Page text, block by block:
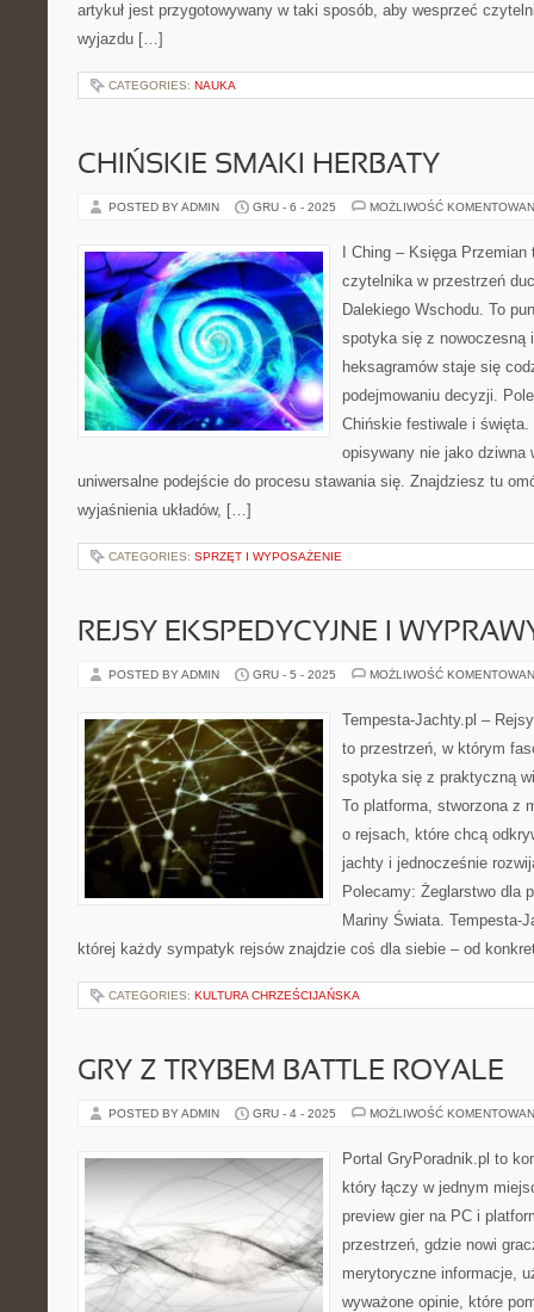
artykuł jest przygotowywany w taki sposób, aby wesprzeć
wyjazdu […]
CATEGORIES: NAUKA
CHIŃSKIE SMAKI HERBATY
POSTED BY ADMIN GRU - 6 - 2025 MOŻLIWOŚĆ
I Ching – Księga
czytelnika w przestrzeń
Dalekiego Wschodu. To
spotyka się z nowoczesną
heksagramów staje się
podejmowaniu decyzji.
Chińskie festiwale i
opisywany nie jako dziwna
uniwersalne podejście do procesu stawania się. Znajdziesz tu
wyjaśnienia układów, […]
CATEGORIES: SPRZĘT I WYPOSAŻENIE
REJSY EKSPEDYCYJNE I
POSTED BY ADMIN GRU - 5 - 2025 MOŻLIWOŚĆ
Tempesta-Jachty.pl –
to przestrzeń, w którym
spotyka się z praktyczną
To platforma, stworzona z
o rejsach, które chcą
jachty i jednocześnie
Polecamy: Żeglarstwo dla
Mariny Świata. Tempesta-
której każdy sympatyk rejsów znajdzie coś dla siebie – od
CATEGORIES: KULTURA CHRZEŚCIJAŃSKA
GRY Z TRYBEM BATTLE ROYALE
POSTED BY ADMIN GRU - 4 - 2025 MOŻLIWOŚĆ
Portal GryPoradnik.pl to
który łączy w jednym
preview gier na PC i
przestrzeń, gdzie nowi
merytoryczne informacje,
wyważone opinie, które